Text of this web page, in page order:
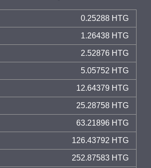
0.25288 HTG
1.26438 HTG
2.52876 HTG
5.05752 HTG
12.64379 HTG
25.28758 HTG
63.21896 HTG
126.43792 HTG
252.87583 HTG